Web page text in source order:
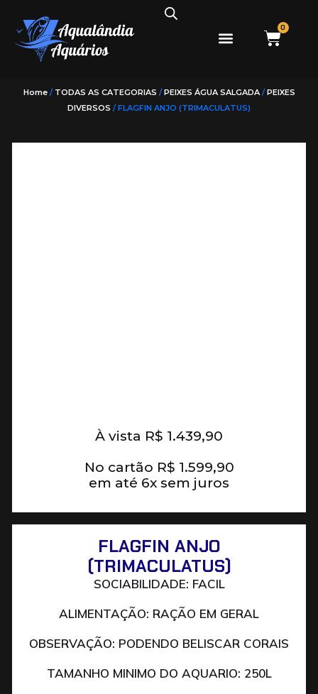
0
Home/ TODAS AS CATEGORIAS /PEIXES ÁGUA SALGADA/PEIXES
DIVERSOS / FLAGFIN ANJO (TRIMACULATUS)
À vista R$ 1.439,90
No cartão R$ 1.599,90
em até 6x sem juros
FLAGFIN ANJO
(TRIMACULATUS)
SOCIABILIDADE: FACIL
ALIMENTAÇÃO: RAÇÃO EM GERAL
OBSERVAÇÃO: PODENDO BELISCAR CORAIS
TAMANHO MINIMO DO AQUARIO: 250L